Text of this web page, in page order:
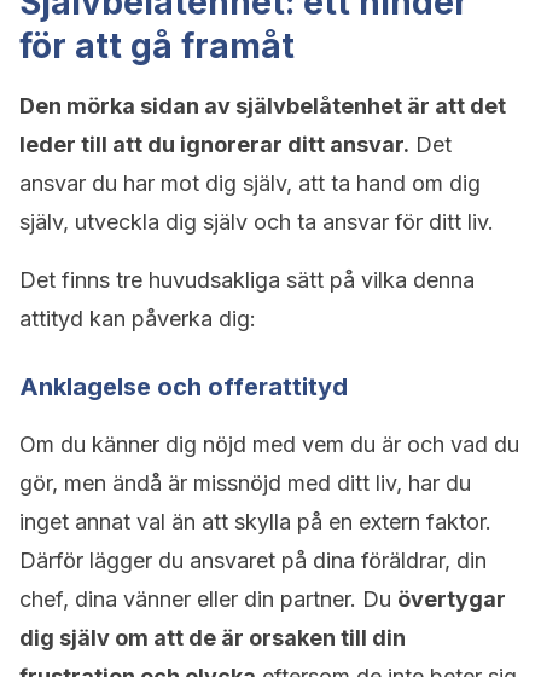
för att gå framåt
Den mörka sidan av självbelåtenhet är att det
leder till att du ignorerar ditt ansvar. Det
ansvar du har mot dig själv, att ta hand om dig
själv, utveckla dig själv och ta ansvar för ditt liv.
Det finns tre huvudsakliga sätt på vilka denna
attityd kan påverka dig:
Anklagelse och offerattityd
Om du känner dig nöjd med vem du är och vad du
gör, men ändå är missnöjd med ditt liv, har du
inget annat val än att skylla på en extern faktor.
Därför lägger du ansvaret på dina föräldrar, din
chef, dina vänner eller din partner. Du övertygar
dig själv om att de är orsaken till din